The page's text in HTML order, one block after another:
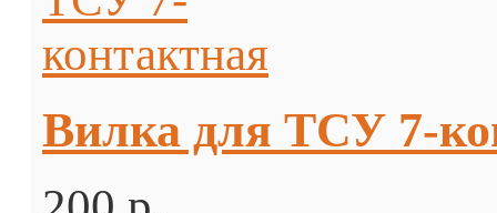
Вилка для ТСУ 7-